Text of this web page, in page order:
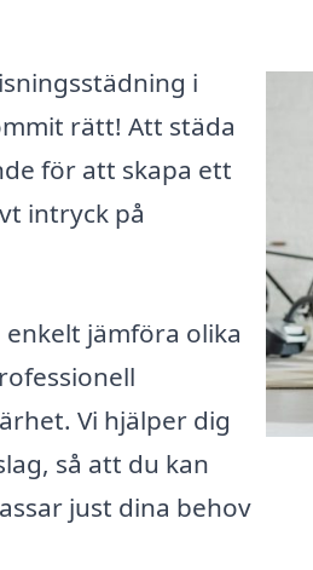
i
rätt! Att städa
för att skapa ett
intryck på
jämföra olika
Vi hjälper dig
så att du kan
just dina behov